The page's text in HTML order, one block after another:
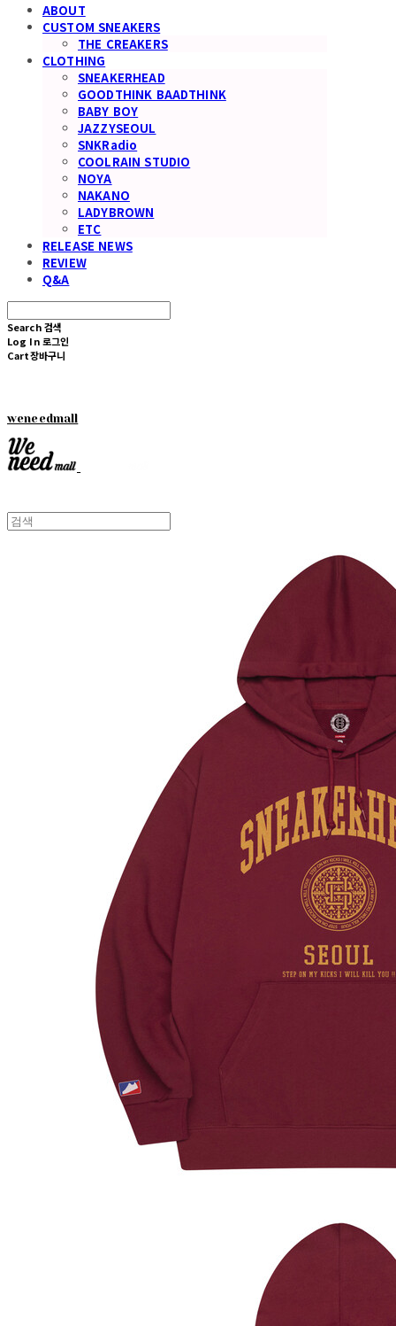
ABOUT
CUSTOM SNEAKERS
THE CREAKERS
CLOTHING
SNEAKERHEAD
GOODTHINK BAADTHINK
BABY BOY
JAZZYSEOUL
SNKRadio
COOLRAIN STUDIO
NOYA
NAKANO
LADYBROWN
ETC
RELEASE NEWS
REVIEW
Q&A
Search 검색
Log In 로그인
Cart장바구니
weneedmall